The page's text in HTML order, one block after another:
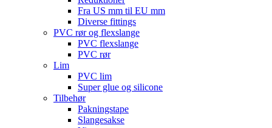
Fra US mm til EU mm
Diverse fittings
PVC rør og flexslange
PVC flexslange
PVC rør
Lim
PVC lim
Super glue og silicone
Tilbehør
Pakningstape
Slangesakse